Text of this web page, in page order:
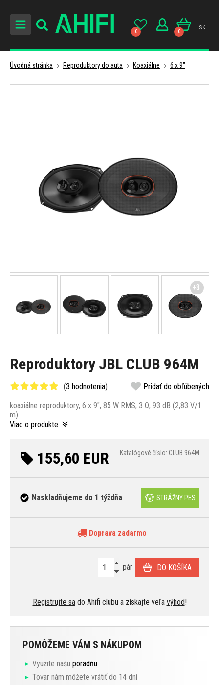
0 0
sk
Úvodná stránka Reproduktory do auta Koaxiálne 6 x 9"
Reproduktory JBL CLUB 964M
(3 hodnotenia) Pridať do obľúbených
koaxiálne reproduktory, 6 x 9", 85 W RMS, 3 Ω, 93 dB (2,83 V/1
m)
Viac o produkte
155,60 EUR Katalógové číslo: CLUB 964M
Naskladňujeme do 1 týždňa STRÁŽNY PES
Doprava zadarmo
pár DO KOŠÍKA
Registrujte sado Ahifi clubu a získajte veľa výhod!
POMÔŽEME VÁM S NÁKUPOM
Využite našu poradňu
Tovar nám môžete vrátiť do 14 dní
+3